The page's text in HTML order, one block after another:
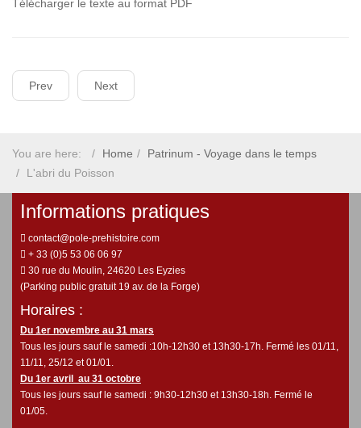
Télécharger le texte au format PDF
Prev Next
You are here: Home
Patrinum - Voyage dans le temps
L'abri du Poisson
Informations pratiques
contact@pole-prehistoire.com
+ 33 (0)5 53 06 06 97
30 rue du Moulin, 24620 Les Eyzies
(Parking public gratuit 19 av. de la Forge)
Horaires :
Du 1er novembre au 31 mars
Tous les jours sauf le samedi :10h-12h30 et 13h30-17h. Fermé les 01/11,
11/11, 25/12 et 01/01.
Du 1er avril au 31 octobre
Tous les jours sauf le samedi : 9h30-12h30 et 13h30-18h. Fermé le
01/05.